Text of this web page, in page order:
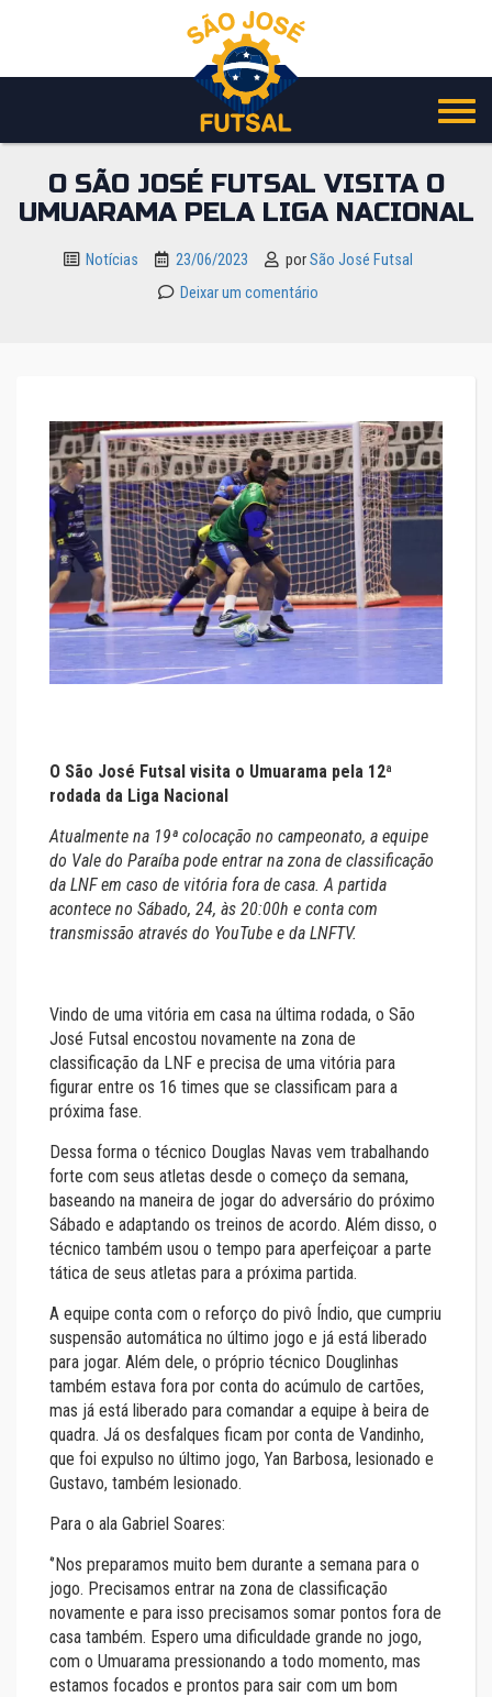
o
O SÃO JOSÉ FUTSAL VISITA O
UMUARAMA PELA LIGA NACIONAL
Notícias 23/06/2023 porSão José Futsal
Deixar um comentário
O São José Futsal visita o Umuarama pela 12ª
rodada da Liga Nacional
Atualmente na 19ª colocação no campeonato, a equipe
do Vale do Paraíba pode entrar na zona de classificação
da LNF em caso de vitória fora de casa. A partida
acontece no Sábado, 24, às 20:00h e conta com
transmissão através do YouTube e da LNFTV.
Vindo de uma vitória em casa na última rodada, o São
José Futsal encostou novamente na zona de
classificação da LNF e precisa de uma vitória para
figurar entre os 16 times que se classificam para a
próxima fase.
Dessa forma o técnico Douglas Navas vem trabalhando
forte com seus atletas desde o começo da semana,
baseando na maneira de jogar do adversário do próximo
Sábado e adaptando os treinos de acordo. Além disso, o
técnico também usou o tempo para aperfeiçoar a parte
tática de seus atletas para a próxima partida.
A equipe conta com o reforço do pivô Índio, que cumpriu
suspensão automática no último jogo e já está liberado
para jogar. Além dele, o próprio técnico Douglinhas
também estava fora por conta do acúmulo de cartões,
mas já está liberado para comandar a equipe à beira de
quadra. Já os desfalques ficam por conta de Vandinho,
que foi expulso no último jogo, Yan Barbosa, lesionado e
Gustavo, também lesionado.
Para o ala Gabriel Soares:
‘’Nos preparamos muito bem durante a semana para o
jogo. Precisamos entrar na zona de classificação
novamente e para isso precisamos somar pontos fora de
casa também. Espero uma dificuldade grande no jogo,
com o Umuarama pressionando a todo momento, mas
estamos focados e prontos para sair com um bom